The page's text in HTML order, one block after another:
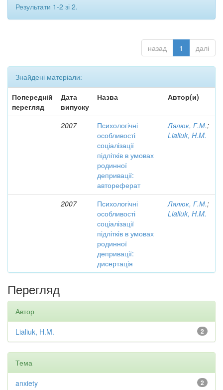
Результати 1-2 зі 2.
назад 1 далі
Знайдені матеріали:
Попередній
перегляд
Дата
випуску
Назва Автор(и)
2007
Психологічні
особливості
соціалізації
підлітків в умовах
родинної
депривації:
автореферат
Лялюк, Г.М.;
Lialiuk, H.M.
2007
Психологічні
особливості
соціалізації
підлітків в умовах
родинної
депривації:
дисертація
Лялюк, Г.М.;
Lialiuk, H.M.
Перегляд
Автор
2
Lialiuk, H.M.
Тема
2
anxiety